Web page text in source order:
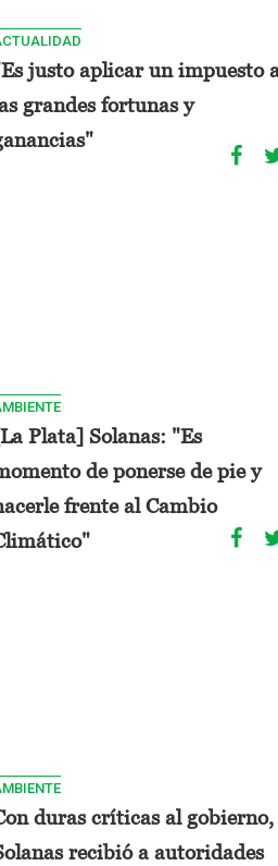
justo aplicar un impuesto
grandes fortunas y
Plata] Solanas: "Es
de ponerse de pie y
frente al Cambio
duras críticas al gobierno,
recibió a autoridades